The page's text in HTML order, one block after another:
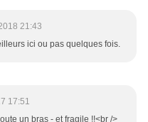
21:43
ici ou pas quelques fois.
17:51
un bras - et fragile !!<br />